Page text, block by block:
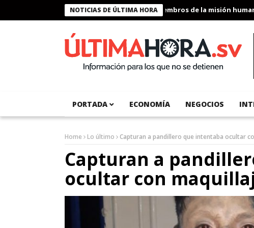
NOTICIAS DE ÚLTIMA HORA
Presidente Bukele condecora a miembros de la misión
PORTADA ECONOMÍA NEGOCIOS
Home Lo último Capturan a pandillero que intentaba ocultar
Capturan a
ocultar con